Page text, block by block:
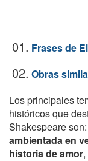
01. Frases de
02. Obras
Los principales
históricos que
Shakespeare son:
ambientada en
historia de amor,